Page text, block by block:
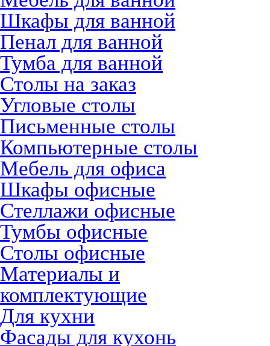
Шкафы для ванной
Пенал для ванной
Тумба для ванной
Столы на заказ
Угловые столы
Письменные столы
Компьютерные столы
Мебель для офиса
Шкафы офисные
Стеллажи офисные
Тумбы офисные
Столы офисные
Материалы и
комплектующие
Для кухни
Фасады для кухонь